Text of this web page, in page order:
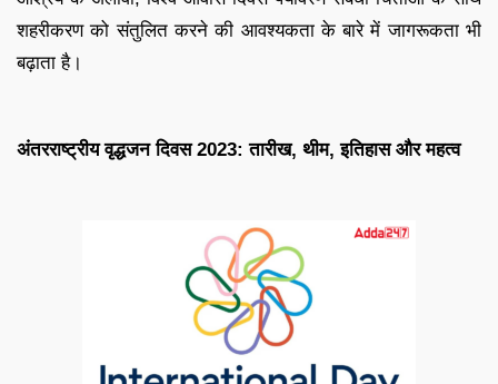
शहरीकरण को संतुलित करने की आवश्यकता के बारे में जागरूकता भी
बढ़ाता है।
अंतरराष्ट्रीय वृद्धजन दिवस 2023: तारीख, थीम, इतिहास और महत्व